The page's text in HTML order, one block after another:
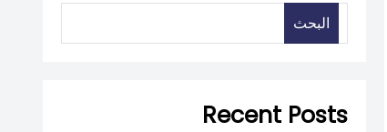
البحث
Recent Posts